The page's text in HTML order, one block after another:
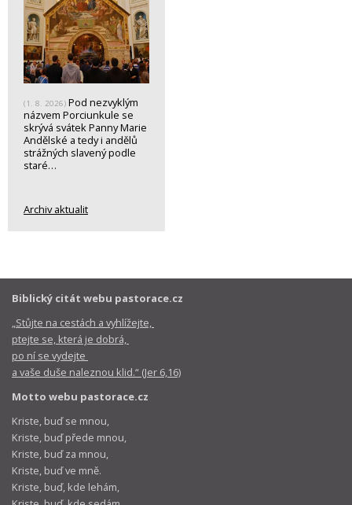
(1. 8. 2026) Pod nezvyklým
názvem Porciunkule se
skrývá svátek Panny Marie
Andělské a tedy i andělů
strážných slavený podle
staré…
Archiv aktualit
Biblický citát webu pastorace.cz
„Stůjte na cestách a vyhlížejte,
ptejte se, která je dobrá,
po ní se vydejte
a vaše duše naleznou klid.“ (Jer 6,16)
Motto webu pastorace.cz
Kriste, buď se mnou,
Kriste, buď přede mnou,
Kriste, buď za mnou,
Kriste, buď ve mně.
Kriste, buď, kde lehám,